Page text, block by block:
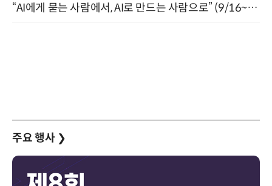
“AI에게 묻는 사람에서, AI로 만드는 사람으로” (9/16~17)
주요 행사 ❯